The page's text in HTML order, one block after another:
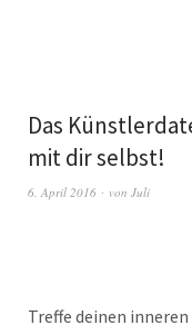
Das
mit dir selbst!
6. April 2016 von Juli
Treffe deinen